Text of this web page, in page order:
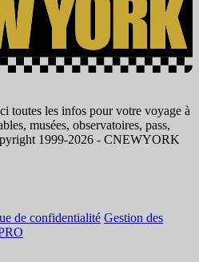
toutes les infos pour votre voyage à
musées, observatoires, pass,
1999-2026 - CNEWYORK
de confidentialité Gestion des